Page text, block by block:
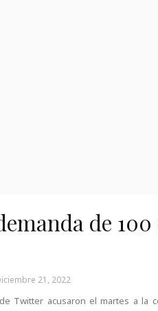
de
21, 2022
Twitter acusaron el martes a la